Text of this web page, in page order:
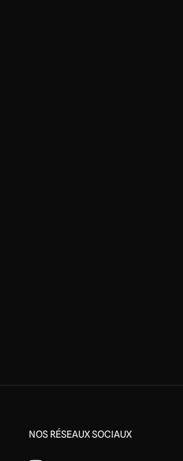
NOS RÉSEAUX SOCIAUX